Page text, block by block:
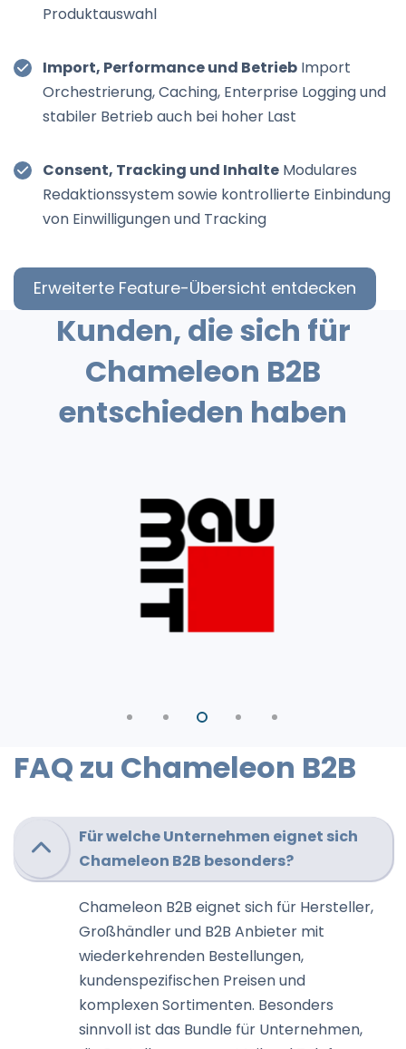
Produktauswahl
Import, Performance und Betrieb Import
Orchestrierung, Caching, Enterprise Logging und
stabiler Betrieb auch bei hoher Last
Consent, Tracking und Inhalte Modulares
Redaktionssystem sowie kontrollierte Einbindung
von Einwilligungen und Tracking
Erweiterte Feature-Übersicht entdecken
Kunden, die sich für
Chameleon B2B
entschieden haben
FAQ zu Chameleon B2B
Für welche Unternehmen eignet sich
Chameleon B2B besonders?
Chameleon B2B eignet sich für Hersteller,
Großhändler und B2B Anbieter mit
wiederkehrenden Bestellungen,
kundenspezifischen Preisen und
komplexen Sortimenten. Besonders
sinnvoll ist das Bundle für Unternehmen,